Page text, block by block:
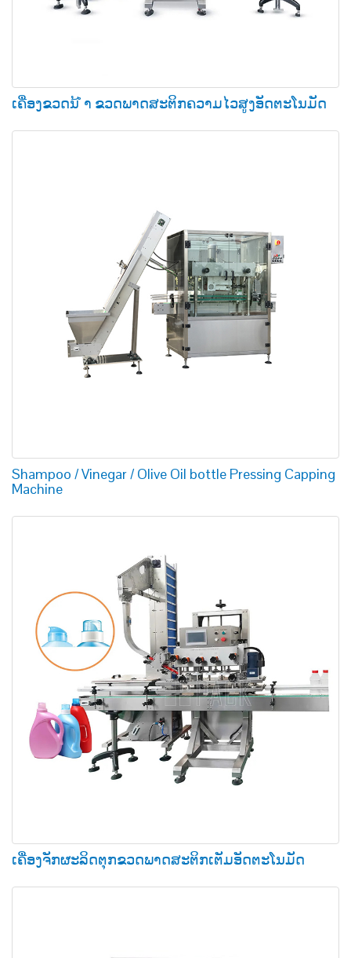
ເຄື່ອງຂວດນ້ ຳ ຂວດພາດສະຕິກຄວາມໄວສູງອັດຕະໂນມັດ
Shampoo / Vinegar / Olive Oil bottle Pressing Capping
Machine
ເຄື່ອງຈັກຜະລິດຕຸກຂວດພາດສະຕິກເຕັມອັດຕະໂນມັດ